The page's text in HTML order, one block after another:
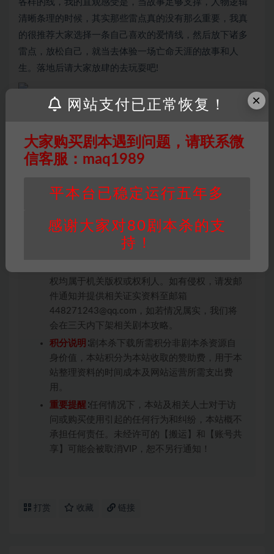
各样的线，我的直观感受是，当故事足够支撑，人物逻辑
清晰条理的时候，其实那些雷点真的没有那么重要，我真
的很推荐大家选择一条自己喜欢的爱情线，然后放下诸多
雷点，放松自己，就当去体验一场亡命天涯的故事和人
生。落地后请大家放肆的去玩耍吧!
因百度网盘限制，链接有失效的风险，如遇到无
效链接请联系客服补发！！！网盘不限速下载神
免责声明： 本站所有剧本杀资源均为网友分享
用于商业用途!任何人访问、浏览本站，购买或
未购买，即代表已阅读本声明，理解并同意受本
条约约束，并遵守所有适用的法律法规。
权均属于机关版权或权利人。如有侵权，请发邮
件通知并提供相关证实资料至邮箱
448271243@qq.com，如若情况属实，我们将
会在三天内下架相关剧本攻略。
积分说明 ∶剧本杀下载所需积分非剧本杀资源自
身价值，本站积分为本站收取的赞助费，用于本
站整理资料的时间成本及网站运营所需支出费
用。
重要提醒 ∶任何情况下，本站及相关人士对于访
问或购买使用引起的任何行为和纠纷，本站概不
承担任何责任。未经许可的【搬运】和【账号共
享】可能会被取消VIP，恕不另行通知！
打赏 收藏 链接
×
网站支付已正常恢复！
大家购买剧本遇到问题，请联系微
信客服：maq1989
平本台已稳定运行五年多
感谢大家对80剧本杀的支
持！